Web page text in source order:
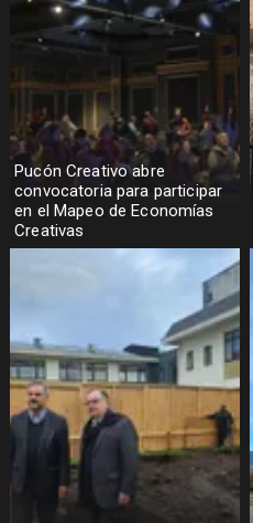
Pucón Creativo abre
convocatoria para participar
en el Mapeo de Economías
Creativas